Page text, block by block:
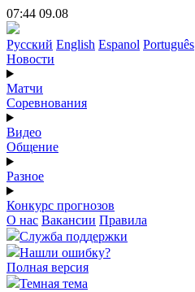
07:44 09.08
Русский English Espanol Português
Новости
Матчи
Соревнования
Видео
Общение
Разное
Конкурс прогнозов
О нас Вакансии Правила
Служба поддержки
Нашли ошибку?
Полная версия
Темная тема